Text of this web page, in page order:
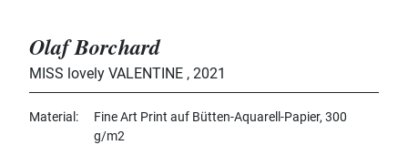
Olaf Borchard
MISS lovely VALENTINE , 2021
Material
Fine Art Print auf Bütten-Aquarell-Papier, 300
g/m2